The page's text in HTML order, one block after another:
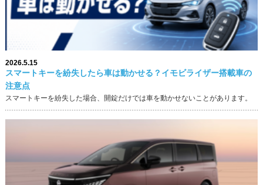
2026.5.15
スマートキーを紛失したら車は動かせる？イモビライザー搭載車の
注意点
スマートキーを紛失した場合、開錠だけでは車を動かせないことがあります。